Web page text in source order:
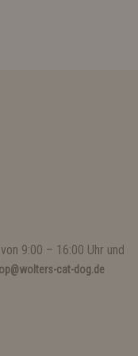
9:00 – 16:00 Uhr und
cat-dog.de